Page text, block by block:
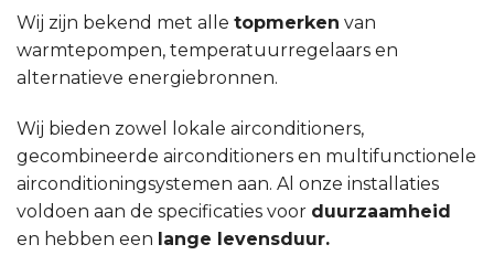
Wij zijn bekend met alle topmerken van
warmtepompen, temperatuurregelaars en
alternatieve energiebronnen.
Wij bieden zowel lokale airconditioners,
gecombineerde airconditioners en multifunctionele
airconditioningsystemen aan. Al onze installaties
voldoen aan de specificaties voor duurzaamheid
en hebben een lange levensduur.